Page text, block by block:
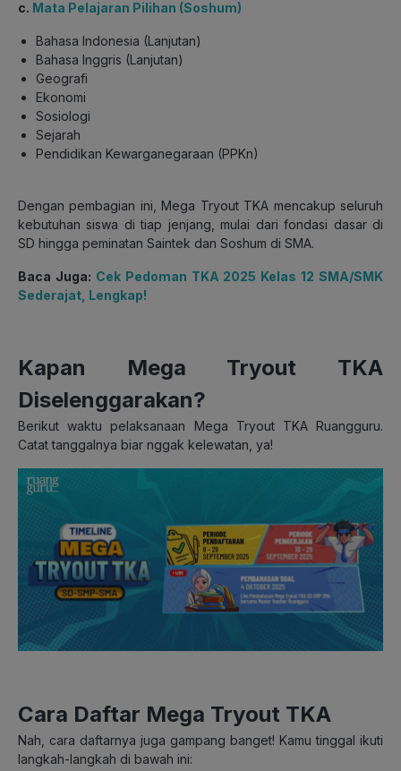
c. Mata Pelajaran Pilihan (Soshum)
Bahasa Indonesia (Lanjutan)
Bahasa Inggris (Lanjutan)
Geografi
Ekonomi
Sosiologi
Sejarah
Pendidikan Kewarganegaraan (PPKn)
Dengan pembagian ini, Mega Tryout TKA mencakup seluruh
kebutuhan siswa di tiap jenjang, mulai dari fondasi dasar di
SD hingga peminatan Saintek dan Soshum di SMA.
Baca Juga: Cek Pedoman TKA 2025 Kelas 12 SMA/SMK
Sederajat, Lengkap!
Kapan Mega Tryout TKA
Diselenggarakan?
Berikut waktu pelaksanaan Mega Tryout TKA Ruangguru.
Catat tanggalnya biar nggak kelewatan, ya!
Cara Daftar Mega Tryout TKA
Nah, cara daftarnya juga gampang banget! Kamu tinggal ikuti
langkah-langkah di bawah ini: